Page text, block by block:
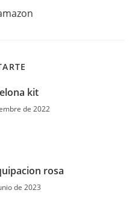
kit
de 2022
rosa
de 2023